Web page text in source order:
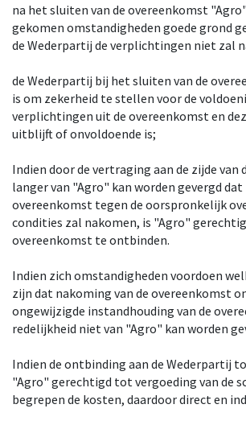
na het sluiten van de overeenkomst
gekomen omstandigheden goede grond
de Wederpartij de verplichtingen niet zal
de Wederpartij bij het sluiten van de
is om zekerheid te stellen voor de
verplichtingen uit de overeenkomst en
uitblijft of onvoldoende is;
Indien door de vertraging aan de zijde van
langer van "Agro" kan worden gevergd dat
overeenkomst tegen de oorspronkelijk
condities zal nakomen, is "Agro"
overeenkomst te ontbinden.
Indien zich omstandigheden voordoen
zijn dat nakoming van de overeenkomst
ongewijzigde instandhouding van de
redelijkheid niet van "Agro" kan worden
Indien de ontbinding aan de Wederpartij
"Agro" gerechtigd tot vergoeding van de
begrepen de kosten, daardoor direct en